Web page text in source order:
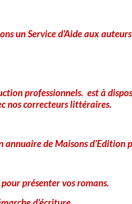
visible le moins de fois
IconCaptcha©
un Service d'Aide aux
professionnels. est à
nos correcteurs littéraires.
de Maisons d'Edition
présenter vos romans.